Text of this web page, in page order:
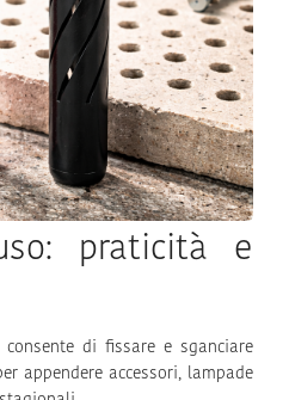
praticità e
consente di fissare e sganciare
appendere accessori, lampade